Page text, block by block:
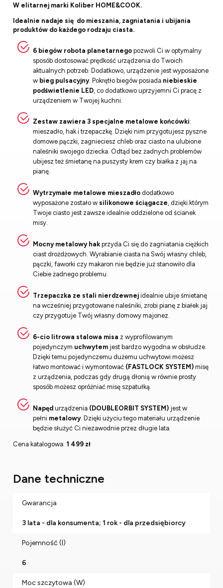
W elitarnej marki Koliber HOME&COOK.
Idealnie nadaje się do mieszania, zagniatania i ubijania
produktów do każdego rodzaju ciasta.
6 biegów robota planetarnego pozwoli Ci w optymalny
sposób dostosować prędkość urządzenia do Twoich
aktualnych potrzeb. Dodatkowo, urządzenie jest wyposażone
w bieg pulsacyjny. Pokrętło biegów posiada niebieskie
podświetlenie LED , co dodatkowo uprzyjemni Ci pracę z
urządzeniem w Twojej kuchni.
Zestaw zawiera 3 specjalne metalowe końcówki:
mieszadło, hak i trzepaczkę. Dzięki nim przygotujesz pyszne
domowe pączki, zagnieciesz chleb oraz ciasto na ulubione
naleśniki swojego dziecka. Odtąd bez żadnych problemów
ubijesz też śmietanę na puszysty krem czy białka z jaj na
pianę.
Wytrzymałe metalowe mieszadło dodatkowo
wyposażone zostało w silikonowe ściągacze, dzięki którym
Twoje ciasto jest zawsze idealnie oddzielone od ścianek
misy.
Mocny metalowy hak przyda Ci się do zagniatania ciężkich
ciast drożdżowych. Wyrabianie ciasta na Swój własny chleb,
pączki, faworki czy makaron nie będzie już stanowiło dla
Ciebie żadnego problemu.
Trzepaczka ze stali nierdzewnej idealnie ubije śmietanę
na wcześniej przygotowane naleśniki, zrobi pianę z białek jaj
czy przygotuje Twój własny domowy majonez.
6-cio litrowa stalowa misa z wyprofilowanym
pojedynczym uchwytem jest bardzo wygodna w obsłudze.
Dzięki temu pojedynczemu dużemu uchwytowi możesz
łatwo montować i wymontować (FASTLOCK SYSTEM) misę
z urządzenia, podczas gdy drugą dłonią w równie prosty
sposób możesz opróżniać misę szpatułką.
Napęd urządzenia (DOUBLEORBIT SYSTEM) jest w
pełni metalowy. Dzięki użyciu tego materiału urządzenie
będzie służyć Ci niezawodnie przez długie lata.
Cena katalogowa: 1 499 zł
Dane techniczne
Gwarancja
3 lata - dla konsumenta; 1 rok - dla przedsiębiorcy
Pojemność (l)
6
Moc szczytowa (W)